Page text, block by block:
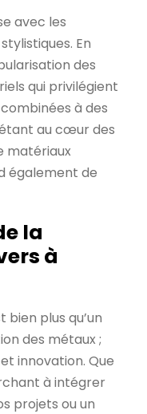
avec les
En
des
qui privilégient
à des
au cœur des
matériaux
également de
la
à
bien plus qu’un
des métaux ;
innovation. Que
à intégrer
projets ou un